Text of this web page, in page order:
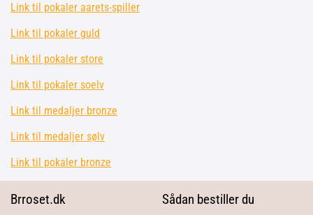
Link til pokaler aarets-spiller
Link til pokaler guld
Link til pokaler store
Link til pokaler soelv
Link til medaljer bronze
Link til medaljer sølv
Link til pokaler bronze
Brroset.dk Sådan bestiller du